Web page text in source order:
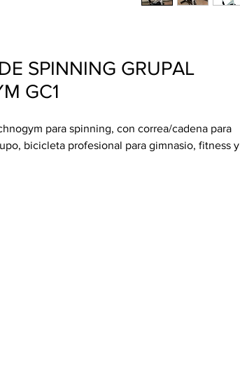
SPINNING GRUPAL
GC1
para spinning, con correa/cadena para
bicicleta profesional para gimnasio, fitness y